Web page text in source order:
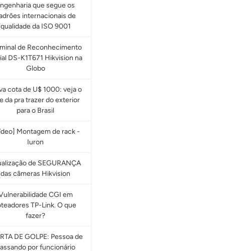
que segue os
internacionais de
qualidade da ISO 9001
de Reconhecimento
DS-K1T671 Hikvision na
Globo
cota de U$ 1000: veja o
da pra trazer do exterior
para o Brasil
Montagem de rack -
Iuron
de SEGURANÇA
das câmeras Hikvision
CGI em
TP-Link. O que
fazer?
DE GOLPE: Pessoa de
por funcionário